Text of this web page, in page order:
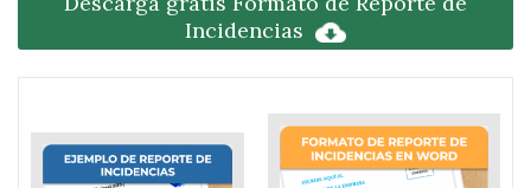
Incidencias